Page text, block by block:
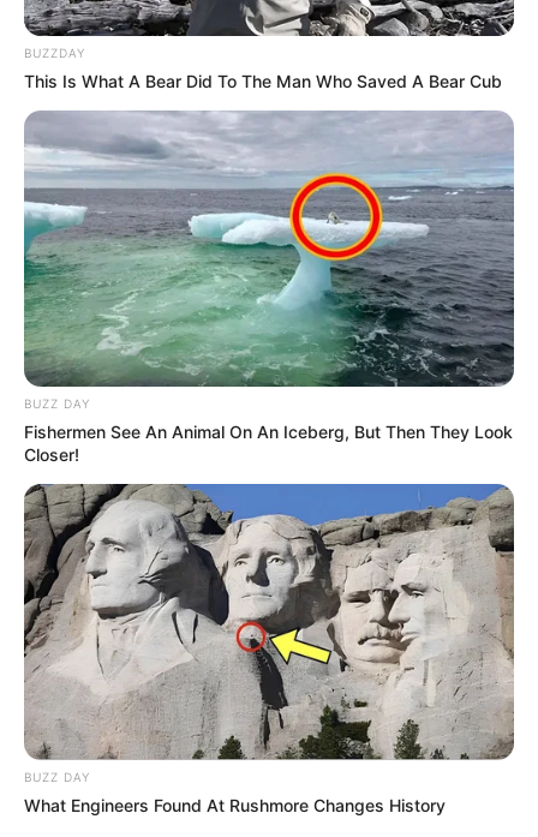
BUZZDAY
This Is What A Bear Did To The Man Who Saved A Bear Cub
BUZZ DAY
Fishermen See An Animal On An Iceberg, But Then They Look
Closer!
BUZZ DAY
What Engineers Found At Rushmore Changes History